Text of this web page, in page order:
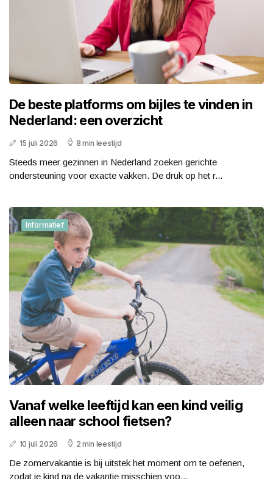
De beste platforms om bijles te vinden in
Nederland: een overzicht
15 juli 2026 8 min leestijd
Steeds meer gezinnen in Nederland zoeken gerichte
ondersteuning voor exacte vakken. De druk op het r...
Informatief
Vanaf welke leeftijd kan een kind veilig
alleen naar school fietsen?
10 juli 2026 2 min leestijd
De zomervakantie is bij uitstek het moment om te oefenen,
zodat je kind na de vakantie misschien voo...